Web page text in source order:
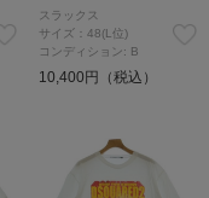
スラックス
サイズ：48(L位)
コンディション: B
10,400円（税込）